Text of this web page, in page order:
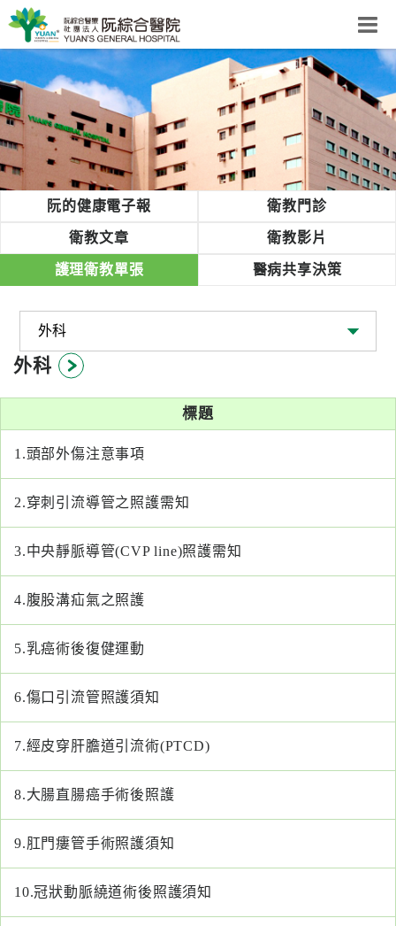
阮綜合醫院
粉絲團
網站導覽
Select Language ▼
回首頁
綜
護
認
識
阮
醫
療
務
就
醫
指
藥
阮的健康電子報 衛教門診
衛教文章 衛教影片
護理衛教單張 醫病共享決策
外科
標題
1.頭部外傷注意事項
2.穿刺引流導管之照護需知
3.中央靜脈導管(CVP line)照護需知
4.腹股溝疝氣之照護
5.乳癌術後復健運動
6.傷口引流管照護須知
7.經皮穿肝膽道引流術(PTCD)
8.大腸直腸癌手術後照護
9.肛門瘻管手術照護須知
10.冠狀動脈繞道術後照護須知